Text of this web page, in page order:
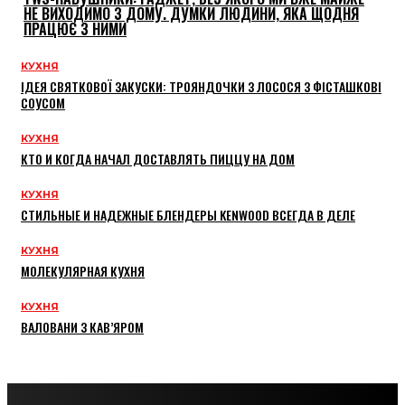
НЕ ВИХОДИМО З ДОМУ. ДУМКИ ЛЮДИНИ, ЯКА ЩОДНЯ
ПРАЦЮЄ З НИМИ
КУХНЯ
ІДЕЯ СВЯТКОВОЇ ЗАКУСКИ: ТРОЯНДОЧКИ З ЛОСОСЯ З ФІСТАШКОВІ
СОУСОМ
КУХНЯ
КТО И КОГДА НАЧАЛ ДОСТАВЛЯТЬ ПИЦЦУ НА ДОМ
КУХНЯ
СТИЛЬНЫЕ И НАДЕЖНЫЕ БЛЕНДЕРЫ KENWOOD ВСЕГДА В ДЕЛЕ
КУХНЯ
МОЛЕКУЛЯРНАЯ КУХНЯ
КУХНЯ
ВАЛОВАНИ З КАВ’ЯРОМ